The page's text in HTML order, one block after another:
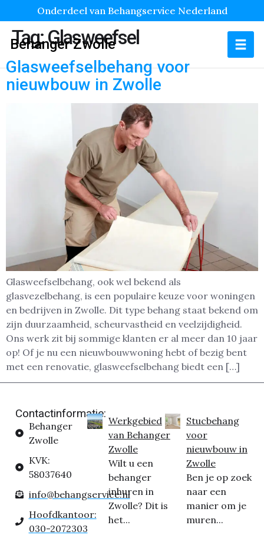
Onderdeel van Behangservice Nederland
Behanger Zwolle
Tag:Glasweefsel
Glasweefselbehang voor
nieuwbouw in Zwolle
Glasweefselbehang, ook wel bekend als
glasvezelbehang, is een populaire keuze voor woningen
en bedrijven in Zwolle. Dit type behang staat bekend om
zijn duurzaamheid, scheurvastheid en veelzijdigheid.
Ons werk zit bij sommige klanten er al meer dan 10 jaar
op! Of je nu een nieuwbouwwoning hebt of bezig bent
met een renovatie, glasweefselbehang biedt een […]
Contactinformatie:
Behanger
Zwolle
KVK:
58037640
info@behangservice.nl
Hoofdkantoor:
030-2072303
Werkgebied
van Behanger
Zwolle
Wilt u een
behanger
inhuren in
Zwolle? Dit is
het...
Stucbehang
voor
nieuwbouw in
Zwolle
Ben je op zoek
naar een
manier om je
muren...